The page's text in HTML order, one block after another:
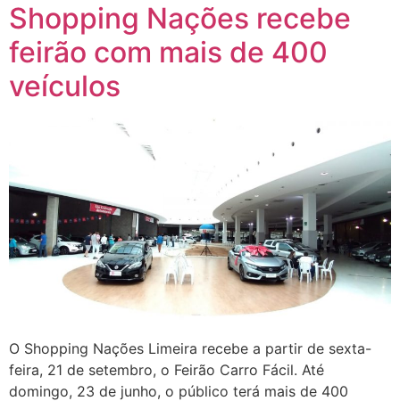
Shopping Nações recebe
feirão com mais de 400
veículos
O Shopping Nações Limeira recebe a partir de sexta-
feira, 21 de setembro, o Feirão Carro Fácil. Até
domingo, 23 de junho, o público terá mais de 400